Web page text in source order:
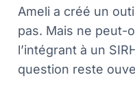
Ameli a créé un
pas. Mais ne peut-
l’intégrant à un
question reste